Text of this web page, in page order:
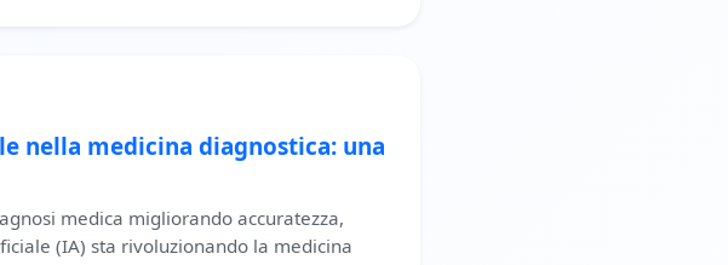
nella medicina diagnostica: una
medica migliorando accuratezza,
(IA) sta rivoluzionando la medicina